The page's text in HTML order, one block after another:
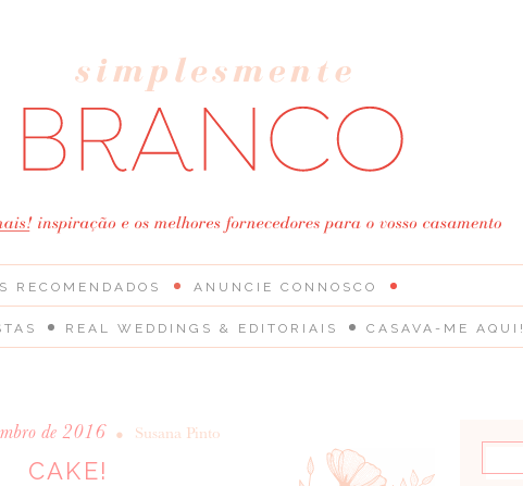
REAL WEDDINGS & EDITORIAIS CASAVA-ME AQUI!
RECOMENDADOS ANUNCIE CONNOSCO
de 2016 • Susana Pinto
CAKE!